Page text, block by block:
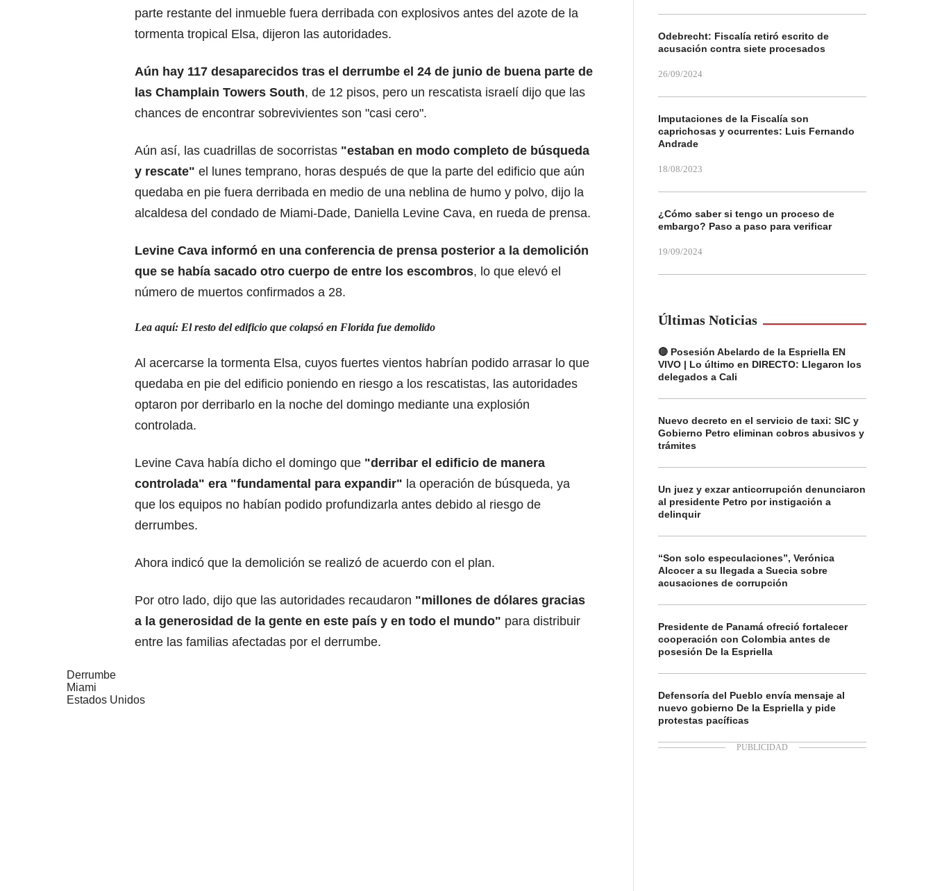
parte restante del inmueble fuera derribada con explosivos antes del azote de la
tormenta tropical Elsa, dijeron las autoridades.
Aún hay 117 desaparecidos tras el derrumbe el 24 de junio de buena parte de
las Champlain Towers South, de 12 pisos, pero un rescatista israelí dijo que las
chances de encontrar sobrevivientes son "casi cero".
Aún así, las cuadrillas de socorristas "estaban en modo completo de búsqueda
y rescate" el lunes temprano, horas después de que la parte del edificio que aún
quedaba en pie fuera derribada en medio de una neblina de humo y polvo, dijo la
alcaldesa del condado de Miami-Dade, Daniella Levine Cava, en rueda de prensa.
Levine Cava informó en una conferencia de prensa posterior a la demolición
que se había sacado otro cuerpo de entre los escombros, lo que elevó el
número de muertos confirmados a 28.
Lea aquí: El resto del edificio que colapsó en Florida fue demolido
Al acercarse la tormenta Elsa, cuyos fuertes vientos habrían podido arrasar lo que
quedaba en pie del edificio poniendo en riesgo a los rescatistas, las autoridades
optaron por derribarlo en la noche del domingo mediante una explosión
controlada.
Levine Cava había dicho el domingo que "derribar el edificio de manera
controlada" era "fundamental para expandir" la operación de búsqueda, ya
que los equipos no habían podido profundizarla antes debido al riesgo de
derrumbes.
Ahora indicó que la demolición se realizó de acuerdo con el plan.
Por otro lado, dijo que las autoridades recaudaron "millones de dólares gracias
a la generosidad de la gente en este país y en todo el mundo" para distribuir
entre las familias afectadas por el derrumbe.
Derrumbe
Miami
Estados Unidos
Odebrecht: Fiscalía retiró escrito de
acusación contra siete procesados
26/09/2024
Imputaciones de la Fiscalía son
caprichosas y ocurrentes: Luis Fernando
Andrade
18/08/2023
¿Cómo saber si tengo un proceso de
embargo? Paso a paso para verificar
19/09/2024
Últimas Noticias
🔴 Posesión Abelardo de la Espriella EN
VIVO | Lo último en DIRECTO: Llegaron los
delegados a Cali
Nuevo decreto en el servicio de taxi: SIC y
Gobierno Petro eliminan cobros abusivos y
trámites
Un juez y exzar anticorrupción denunciaron
al presidente Petro por instigación a
delinquir
“Son solo especulaciones”, Verónica
Alcocer a su llegada a Suecia sobre
acusaciones de corrupción
Presidente de Panamá ofreció fortalecer
cooperación con Colombia antes de
posesión De la Espriella
Defensoría del Pueblo envía mensaje al
nuevo gobierno De la Espriella y pide
protestas pacíficas